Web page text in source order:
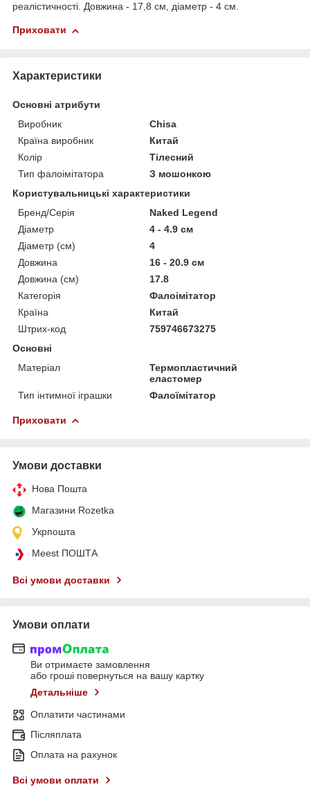
реалістичності. Довжина - 17,8 см, діаметр - 4 см.
Приховати
Характеристики
Основні атрибути
Виробник
Chisa
Країна виробник
Китай
Колір
Тілесний
Тип фалоімітатора
З мошонкою
Користувальницькі характеристики
Бренд/Серія
Naked Legend
Діаметр
4 - 4.9 см
Діаметр (см)
4
Довжина
16 - 20.9 см
Довжина (см)
17.8
Категорія
Фалоімітатор
Країна
Китай
Штрих-код
759746673275
Основні
Матеріал
Термопластичний
еластомер
Тип інтимної іграшки
Фалоїмітатор
Приховати
Умови доставки
Нова Пошта
Магазини Rozetka
Укрпошта
Meest ПОШТА
Всі умови доставки
Умови оплати
Ви отримаєте замовлення
або гроші повернуться на вашу картку
Детальніше
Оплатити частинами
Післяплата
Оплата на рахунок
Всі умови оплати